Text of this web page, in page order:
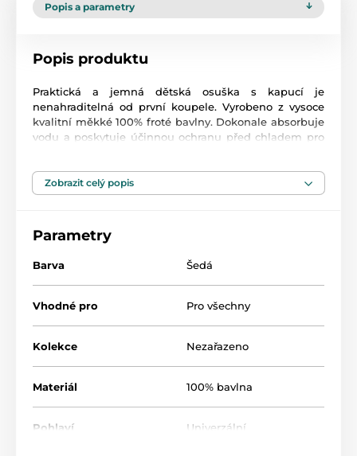
Popis a parametry
Popis produktu
Praktická a jemná dětská osuška s kapucí je
nenahraditelná od první koupele. Vyrobeno z vysoce
kvalitní měkké 100% froté bavlny. Dokonale absorbuje
vodu a poskytuje účinnou ochranu před chladem pro
mokrou hlavičku miminka před prochladnutím.
K dispozici v pěti barvách: tyrkysová, ecru, modrá,
Dostupné velikosti:
100 cm x 100 cm
Osušky, ručníky a žínky 45
Zobrazit celý popis
Parametry
Barva Šedá
Vhodné pro Pro všechny
Kolekce Nezařazeno
Materiál 100% bavlna
Pohlaví Univerzální